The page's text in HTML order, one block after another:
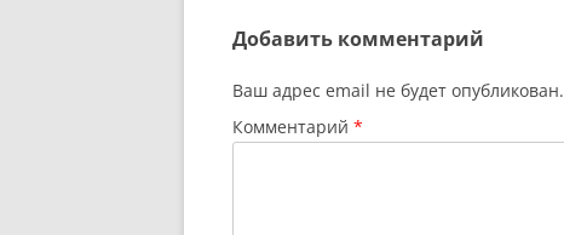
Добавить комментарий
Ваш адрес email не будет опубликован.
Комментарий *